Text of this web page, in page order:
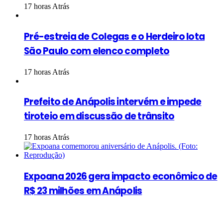
17 horas Atrás
Pré-estreia de Colegas e o Herdeiro lota
São Paulo com elenco completo
17 horas Atrás
Prefeito de Anápolis intervém e impede
tiroteio em discussão de trânsito
17 horas Atrás
Expoana 2026 gera impacto econômico de
R$ 23 milhões em Anápolis